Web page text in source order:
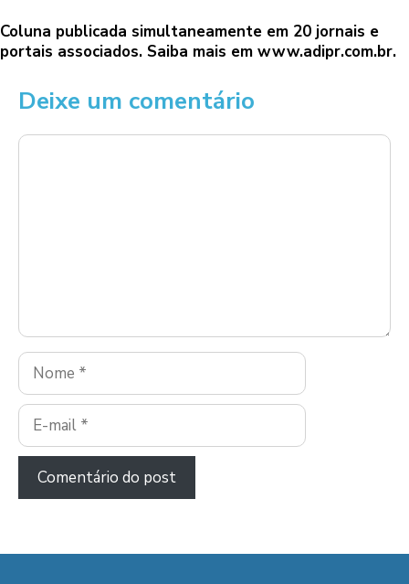
Coluna publicada simultaneamente em 20 jornais e
portais associados. Saiba mais em www.adipr.com.br.
Deixe um comentário
Comentário
Nome
E-
mail